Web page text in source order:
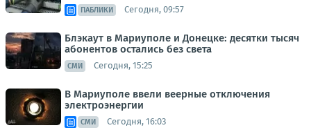
ПАБЛИКИ Сегодня, 09:57
Блэкаут в Мариуполе и Донецке: десятки тысяч
абонентов остались без света
СМИ Сегодня, 15:25
В Мариуполе ввели веерные отключения
электроэнергии
СМИ Сегодня, 16:03